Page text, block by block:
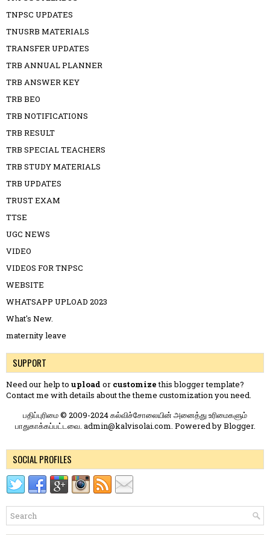
TNPSC UPDATES
TNUSRB MATERIALS
TRANSFER UPDATES
TRB ANNUAL PLANNER
TRB ANSWER KEY
TRB BEO
TRB NOTIFICATIONS
TRB RESULT
TRB SPECIAL TEACHERS
TRB STUDY MATERIALS
TRB UPDATES
TRUST EXAM
TTSE
UGC NEWS
VIDEO
VIDEOS FOR TNPSC
WEBSITE
WHATSAPP UPLOAD 2023
What's New.
maternity leave
SUPPORT
Need our help to upload or customizethis blogger template?
Contact me with details about the theme customization you need.
பதிப்புரிமை © 2009-2024 கல்விச்சோலையின் அனைத்து உரிமைகளும்
பாதுகாக்கப்பட்டவை. admin@kalvisolai.com. Powered byBlogger.
SOCIAL PROFILES